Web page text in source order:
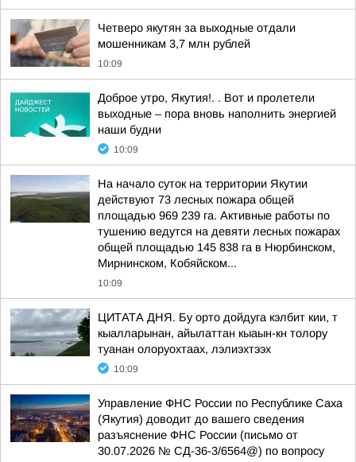
Четверо якутян за выходные отдали
мошенникам 3,7 млн рублей
10:09
Доброе утро, Якутия!. . Вот и пролетели
выходные – пора вновь наполнить энергией
наши будни
10:09
На начало суток на территории Якутии
действуют 73 лесных пожара общей
площадью 969 239 га. Активные работы по
тушению ведутся на девяти лесных пожарах
общей площадью 145 838 га в Нюрбинском,
Мирнинском, Кобяйском...
10:09
ЦИТАТА ДНЯ. Бу орто дойдуга кэлбит кии, т
кыалларынан, айылаттан кыаын-кн толору
туанан олоруохтаах, лэлиэхтээх
10:09
Управление ФНС России по Республике Саха
(Якутия) доводит до вашего сведения
разъяснение ФНС России (письмо от
30.07.2026 № СД-36-3/6564@) по вопросу